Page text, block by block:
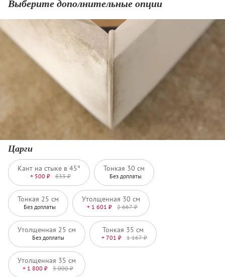
Выберите дополнительные опции
Царги
Кант на стыке в 45°
+ 500 ₽ 833 ₽
Тонкая 30 см
Без доплаты
Тонкая 25 см
Без доплаты
Утолщенная 30 см
+ 1 601 ₽ 2 667 ₽
Утолщенная 25 см
Без доплаты
Тонкая 35 см
+ 701 ₽ 1 167 ₽
Утолщенная 35 см
+ 1 800 ₽ 3 000 ₽